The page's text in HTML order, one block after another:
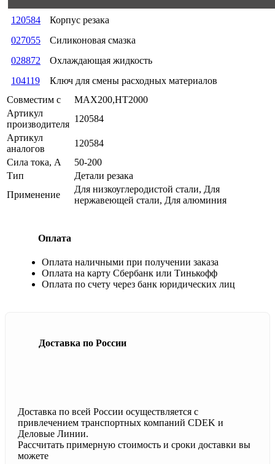
120584
Корпус резака
027055
Силиконовая смазка
028872
Охлаждающая жидкость
104119
Ключ для смены расходных материалов
Совместим с
MAX200,HT2000
Артикул
производителя
120584
Артикул
аналогов
120584
Сила тока, А
50-200
Тип
Детали резака
Применение
Для низкоуглеродистой стали, Для
нержавеющей стали, Для алюминия
Оплата
Оплата наличными при получении заказа
Оплата на карту Сбербанк или Тинькофф
Оплата по счету через банк юридических лиц
Доставка по России
Доставка по всей России осуществляется с
привлечением транспортных компаний CDEK и
Деловые Линии.
Рассчитать примерную стоимость и сроки доставки вы
можете